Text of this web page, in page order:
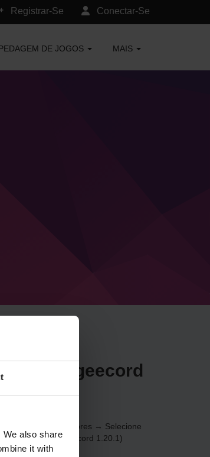
We also share
it with
Conectar-Se
Registrar-Se
DE JOGOS MAIS
Bungeecord
(Servidores → Selecione
jogos → Bungeecord 1.20.1)